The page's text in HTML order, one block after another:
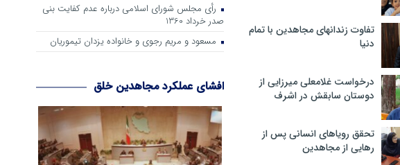
تفاوت زندانهای مجاهدین با تمام
دنیا
درخواست غلامعلی میرزایی از
دوستان سابقش در اشرف
تحقق رویاهای انسانی پس از
رهایی از مجاهدین
رأی مجلس شورای اسلامی درباره عدم كفایت بنی
صدر خرداد 1360
مسعود و مریم رجوی و خانواده یزدان تیموریان
افشای عملکرد مجاهدین خلق